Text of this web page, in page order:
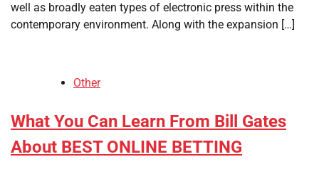
well as broadly eaten types of electronic press within the
contemporary environment. Along with the expansion […]
Other
What You Can Learn From Bill Gates
About BEST ONLINE BETTING